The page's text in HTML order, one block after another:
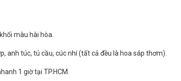
màu hài hòa.
anh túc, tú cầu, cúc nhí (tất cả đều là hoa sáp thơm).
1 giờ tại TP.HCM.